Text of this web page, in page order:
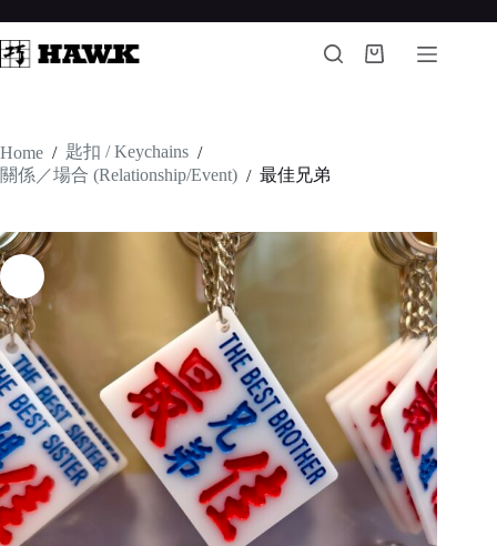
to
content
Shopping
Home / 匙扣 / Keychains /
關係／場合 (Relationship/Event) / 最佳兄弟